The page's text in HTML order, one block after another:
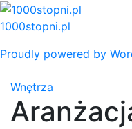
Skip
to
1000stopni.pl
Proudly powered by
Wnętrza